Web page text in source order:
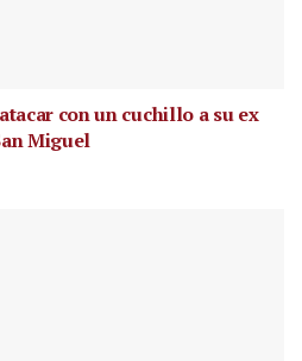
con un cuchillo a su ex
Miguel